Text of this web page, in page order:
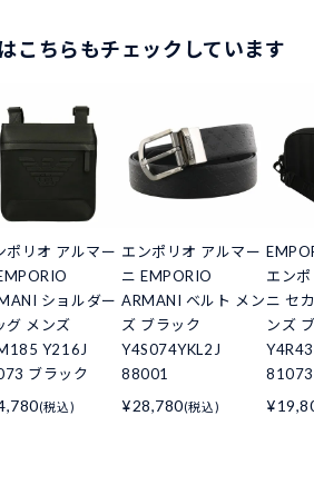
こちらもチェックしています
ポリオ アルマー
ショルダー
グ メンズ
Y216J
ブラック
(税込)
エンポリオ アルマー
ニ EMPORIO
ARMANI ベルト メン
ズ ブラック
Y4S074YKL2J
88001
¥28,780(税込)
エン
ニ セ
ンズ
81073